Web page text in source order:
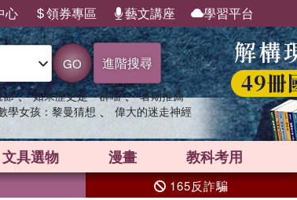
心 領券專區 藝文講座 學習平台
GO 進階搜尋
節 、 如果歷史是一群喵 、 暑期推薦
學女孩：黎曼猜想 、 偉大的迷走神經
文具選物 漫畫 教科考用
165反詐騙